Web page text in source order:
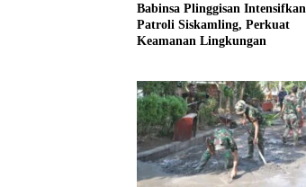
Babinsa Plinggisan Intensifkan
Patroli Siskamling, Perkuat
Keamanan Lingkungan